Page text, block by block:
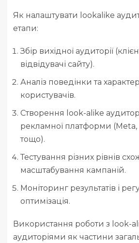
Як налаштувати lookalike
етапи:
Збір вихідної аудиторії
відвідувачі сайту).
Аналіз поведінки та
користувачів.
Створення look-alike
рекламної платформи (Meta,
тощо).
Тестування різних рівнів
масштабування кампаній.
Моніторинг результатів і
оптимізація.
Використання роботи з look-
аудиторіями як частини